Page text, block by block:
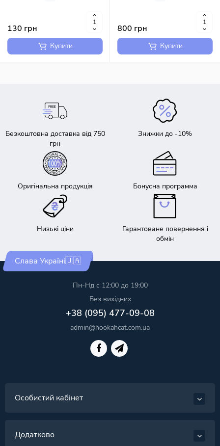
130 грн
Купити
800 грн
Купити
Безкоштовна доставка від 750
грн
Знижки до -10%
Оригінальна продукція Бонусна программа
Низькі ціни
Гарантоване повернення і
обмін
Слава Україні🇺🇦
Пн-Нд с 12:00 до 19:00
Без вихідних
+38 (095) 477-09-08
admin@hookahcat.com.ua
Особистий кабінет
Додатково